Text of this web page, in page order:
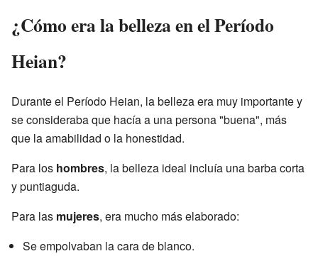
¿Cómo era la belleza en el Período
Heian?
Durante el Período Heian, la belleza era muy importante y
se consideraba que hacía a una persona "buena", más
que la amabilidad o la honestidad.
Para los hombres, la belleza ideal incluía una barba corta
y puntiaguda.
Para las mujeres, era mucho más elaborado:
Se empolvaban la cara de blanco.